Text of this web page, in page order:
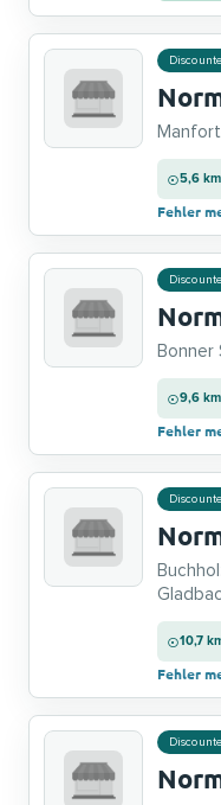
5,6 km
Fehler
9,6 km
Fehler
10,7
Fehler